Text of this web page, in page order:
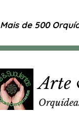
Mais de 500
Arte